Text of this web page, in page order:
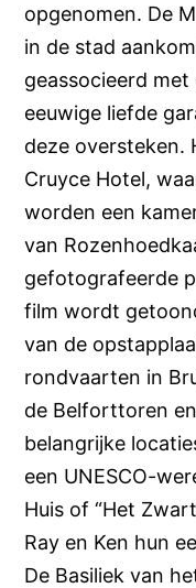
opgenomen. De
in de stad
geassocieerd met
eeuwige liefde
deze oversteken.
Cruyce Hotel,
worden een
van
gefotografeerde
film wordt
van de
rondvaarten in
de Belforttoren
belangrijke
een UNESCO-
Huis of “Het
Ray en Ken hun
De Basiliek van